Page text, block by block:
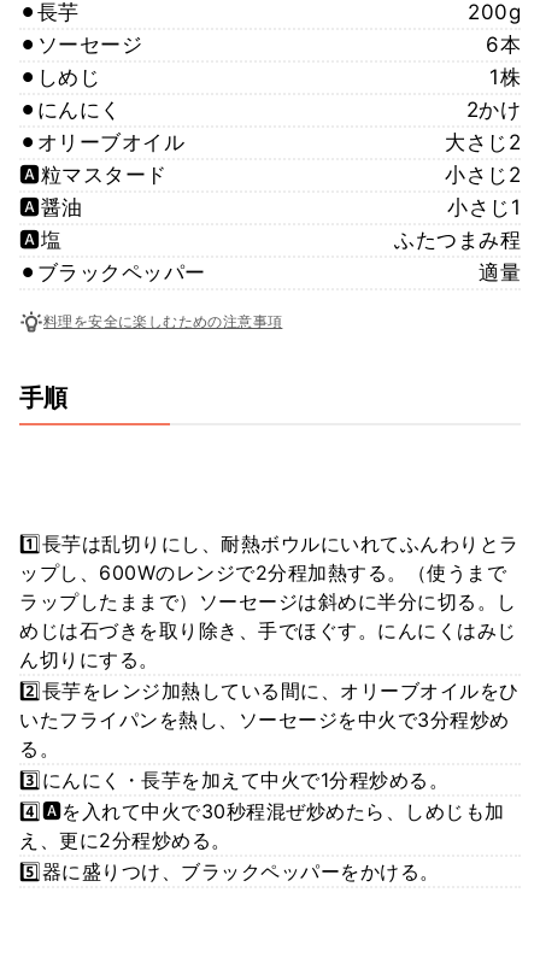
⚫︎長芋
200g
⚫︎ソーセージ
6本
⚫︎しめじ
1株
⚫︎にんにく
2かけ
⚫︎オリーブオイル
大さじ2
🅰️粒マスタード
小さじ2
🅰️醤油
小さじ1
🅰️塩
ふたつまみ程
⚫︎ブラックペッパー
適量
料理を安全に楽しむための注意事項
手順
1️⃣長芋は乱切りにし、耐熱ボウルにいれてふんわりとラ
ップし、600Wのレンジで2分程加熱する。（使うまで
ラップしたままで）ソーセージは斜めに半分に切る。し
めじは石づきを取り除き、手でほぐす。にんにくはみじ
ん切りにする。
2️⃣長芋をレンジ加熱している間に、オリーブオイルをひ
いたフライパンを熱し、ソーセージを中火で3分程炒め
る。
3️⃣にんにく・長芋を加えて中火で1分程炒める。
4️⃣🅰️を入れて中火で30秒程混ぜ炒めたら、しめじも加
え、更に2分程炒める。
5️⃣器に盛りつけ、ブラックペッパーをかける。